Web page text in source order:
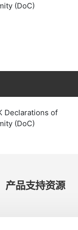
(DoC)
Declarations of
(DoC)
产品​支持​资源